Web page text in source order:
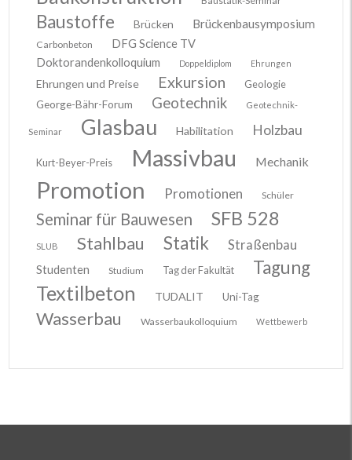
Baustoffe Brücken Brückenbausymposium
Carbonbeton
DFG Science TV
Doktorandenkolloquium
Doppeldiplom Ehrungen
Ehrungen und Preise Exkursion
Geologie
George-Bähr-Forum
Geotechnik Geotechnik-
Seminar Glasbau Habilitation Holzbau
Kurt-Beyer-Preis Massivbau Mechanik
Promotion Promotionen Schüler
Seminar für Bauwesen SFB 528
SLUB Stahlbau Statik Straßenbau
Studenten Studium Tag der Fakultät Tagung
Textilbeton TUDALIT Uni-Tag
Wasserbau Wasserbaukolloquium Wettbewerb